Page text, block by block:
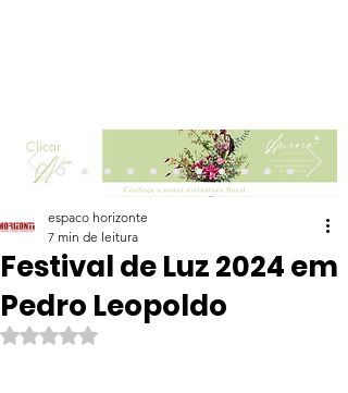
Clicar
Festival de Luz 2024 em
Pedro Leopoldo
espaco horizonte
7 min de leitura
Avaliado com NaN de 5 estrelas.